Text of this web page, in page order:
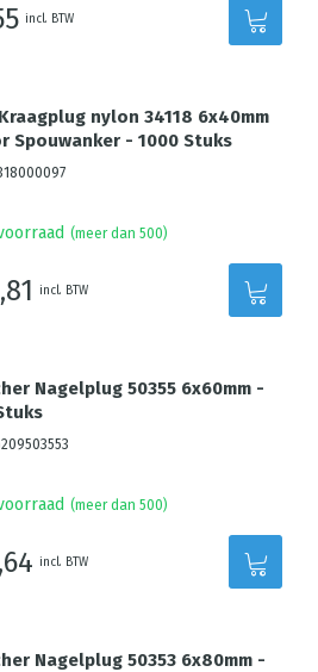
incl. BTW
nylon 34118 6x40mm
Spouwanker - 1000 Stuks
(meer dan 500)
incl. BTW
Nagelplug 50355 6x60mm -
(meer dan 500)
incl. BTW
Nagelplug 50353 6x80mm -